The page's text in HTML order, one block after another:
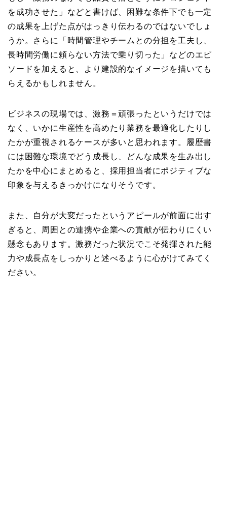
を成功させた」などと書けば、困難な条件下でも一定
の成果を上げた点がはっきり伝わるのではないでしょ
うか。さらに「時間管理やチームとの分担を工夫し、
長時間労働に頼らない方法で乗り切った」などのエピ
ソードを加えると、より建設的なイメージを描いても
らえるかもしれません。
ビジネスの現場では、激務＝頑張ったというだけでは
なく、いかに生産性を高めたり業務を最適化したりし
たかが重視されるケースが多いと思われます。履歴書
には困難な環境でどう成長し、どんな成果を生み出し
たかを中心にまとめると、採用担当者にポジティブな
印象を与えるきっかけになりそうです。
また、自分が大変だったというアピールが前面に出す
ぎると、周囲との連携や企業への貢献が伝わりにくい
懸念もあります。激務だった状況でこそ発揮された能
力や成長点をしっかりと述べるように心がけてみてく
ださい。